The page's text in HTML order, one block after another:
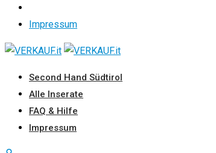
Impressum
Zum
springen
Second Hand Südtirol
Alle Inserate
FAQ & Hilfe
Impressum